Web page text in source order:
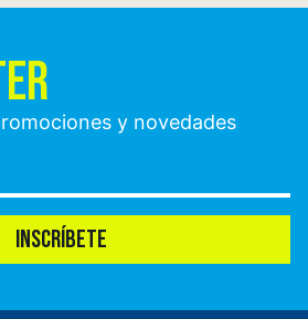
y novedades
INSCRÍBETE